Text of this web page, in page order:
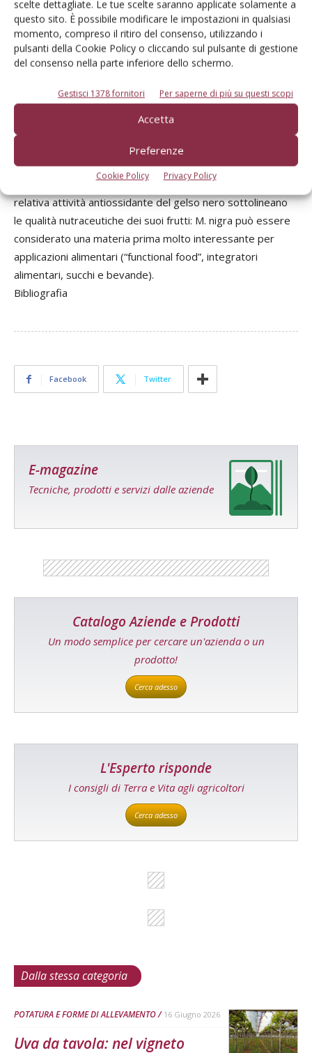
scelte dettagliate. Le tue scelte saranno applicate solamente a
questo sito. È possibile modificare le impostazioni in qualsiasi
momento, compreso il ritiro del consenso, utilizzando i
pulsanti della Cookie Policy o cliccando sul pulsante di gestione
del consenso nella parte inferiore dello schermo.
Gestisci 1378 fornitori Per saperne di più su questi scopi
Accetta
Preferenze
Cookie Policy Privacy Policy
mg/100FW).
Sono stati identificati 20 composti bioattivi di cui quattro
acidi cinnamici (acido caffeico, acido clorogenico, acido
cumarico e acido ferulico), tre flavonoli (iperoside,
acido gallico), due catechine (catechina e epicatechina), tre
monoterpeni (limonene, sabinene e terpinolene), cinque
acidi organici (acido citrico, acido malico, acido ossalico,
acido quinico e acido tartarico) e vitamina C (espressa
come somma di acido ascorbico e acido deidroascorbico)
(Fig. 3). L’elevato contenuto in composti polifenolici e la
relativa attività antiossidante del gelso nero sottolineano
le qualità nutraceutiche dei suoi frutti: M. nigra può essere
considerato una materia prima molto interessante per
applicazioni alimentari (“functional food”, integratori
alimentari, succhi e bevande).
Bibliografia
Facebook Twitter
E-magazine
Tecniche, prodotti e servizi dalle aziende
Catalogo Aziende e Prodotti
Un modo semplice per cercare un'azienda o un
prodotto!
Cerca adesso
L'Esperto risponde
I consigli di Terra e Vita agli agricoltori
Cerca adesso
Dalla stessa categoria
POTATURA E FORME DI ALLEVAMENTO 16 Giugno 2026
Uva da tavola: nel vigneto